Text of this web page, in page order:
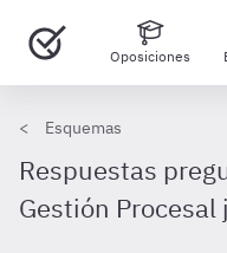
Oposiciones
Esquemas
Respuestas
Gestión